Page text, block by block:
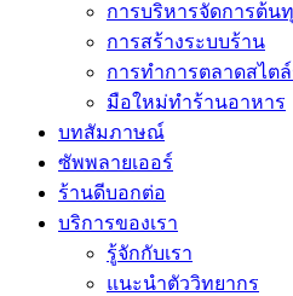
การบริหารจัดการต้น
การสร้างระบบร้าน
การทำการตลาดสไต
มือใหม่ทำร้านอาหาร
บทสัมภาษณ์
ซัพพลายเออร์
ร้านดีบอกต่อ
บริการของเรา
รู้จักกับเรา
แนะนำตัววิทยากร